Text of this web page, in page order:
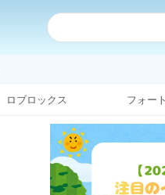
ロブロックス フォー